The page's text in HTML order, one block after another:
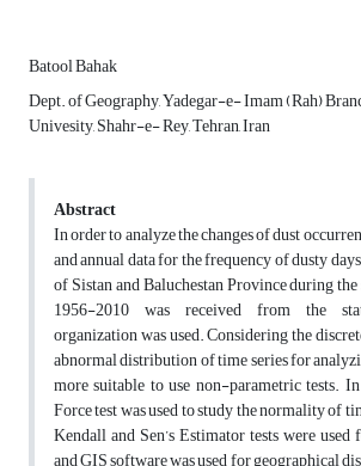
Batool Bahak
Dept. of Geography, Yadegar-e- Imam (Rah)
Univesity, Shahr-e- Rey, Tehran, Iran
Abstract
In order to analyze the changes of dust
and annual data for the frequency of dusty
of Sistan and Baluchestan Province during
1956-2010 was received from the
organization was used. Considering the
abnormal distribution of time series for
more suitable to use non-parametric tests.
Force test was used to study the normality of
Kendall and Sen’s Estimator tests were used